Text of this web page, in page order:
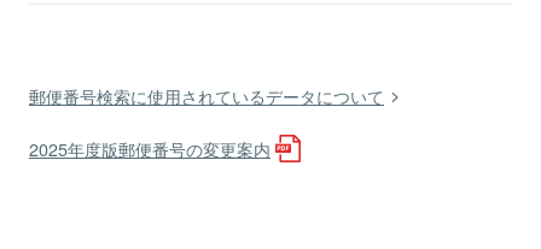
郵便番号検索に使用されているデータについて
2025年度版郵便番号の変更案内